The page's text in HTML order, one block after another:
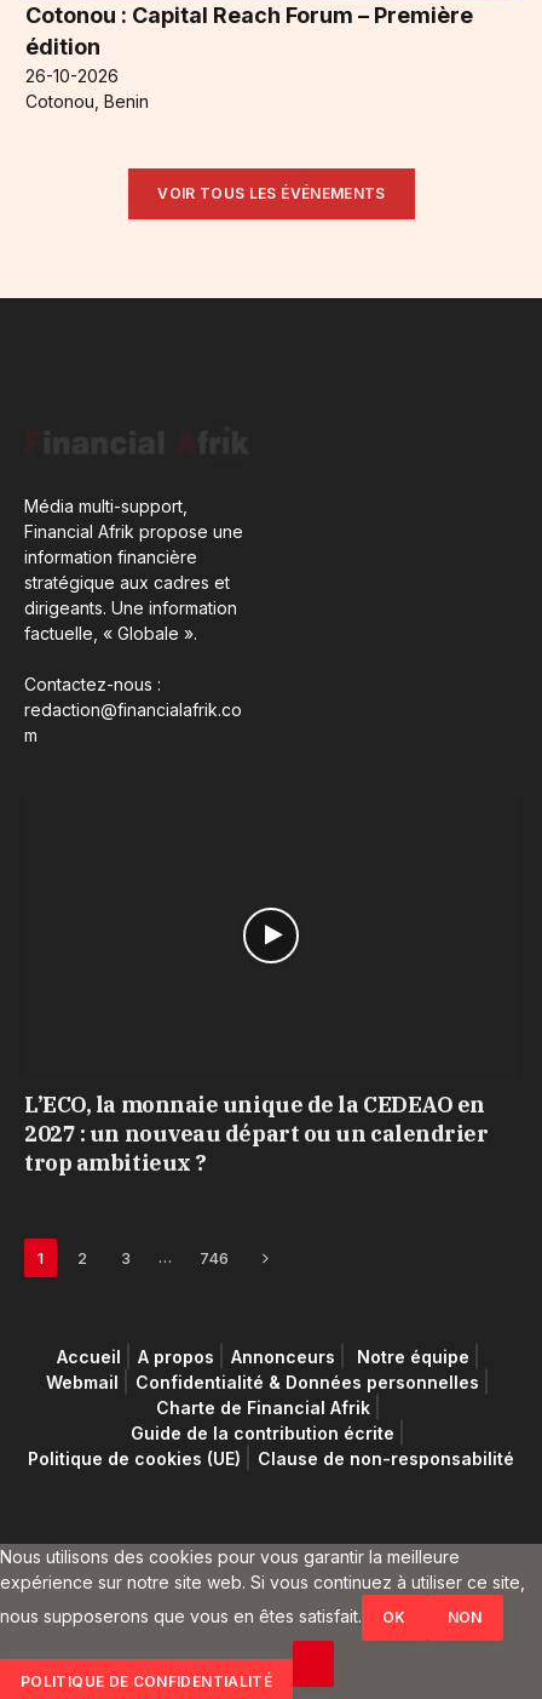
Cotonou : Capital Reach Forum – Première
édition
26-10-2026
Cotonou, Benin
VOIR TOUS LES ÉVÉNEMENTS
Média multi-support,
Financial Afrik propose une
information financière
stratégique aux cadres et
dirigeants. Une information
factuelle, « Globale ».
Contactez-nous :
redaction@financialafrik.co
m
L’ECO, la monnaie unique de la CEDEAO en
2027 : un nouveau départ ou un calendrier
trop ambitieux ?
1 2 3 … 746 Next
Accueil A propos Annonceurs
Notre équipe
Webmail
Confidentialité & Données personnelles
Charte de Financial Afrik
Guide de la contribution écrite
Politique de cookies (UE)
Clause de non-responsabilité
Nous utilisons des cookies pour vous garantir la meilleure
expérience sur notre site web. Si vous continuez à utiliser ce site,
nous supposerons que vous en êtes satisfait.
OK NON
POLITIQUE DE CONFIDENTIALITÉ